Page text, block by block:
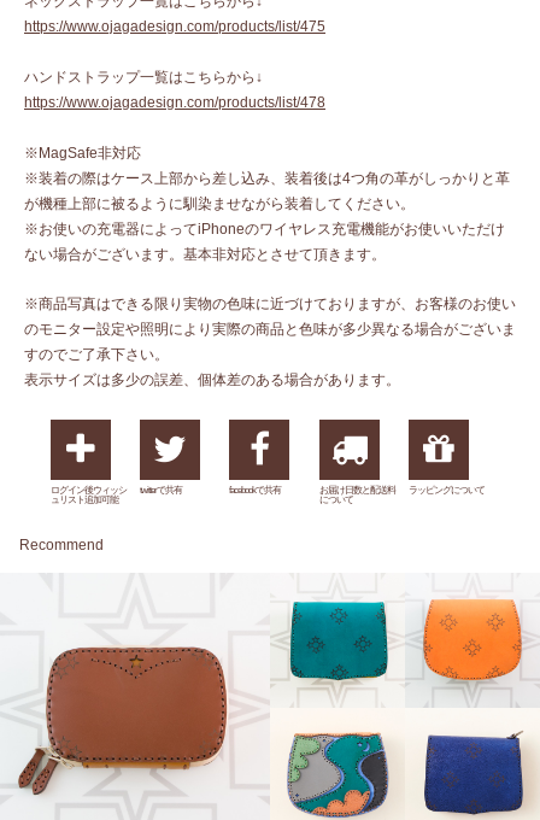
https://www.ojagadesign.com/products/list/475
ハンドストラップ一覧はこちらから↓
https://www.ojagadesign.com/products/list/478
※MagSafe非対応
※装着の際はケース上部から差し込み、装着後は4つ角の革がしっかりと革
が機種上部に被るように馴染ませながら装着してください。
※お使いの充電器によってiPhoneのワイヤレス充電機能がお使いいただけ
ない場合がございます。基本非対応とさせて頂きます。
※商品写真はできる限り実物の色味に近づけておりますが、お客様のお使い
のモニター設定や照明により実際の商品と色味が多少異なる場合がございま
すのでご了承下さい。
表示サイズは多少の誤差、個体差のある場合があります。
ログイン後ウィッシ
ュリスト追加可能
twitterで共有 facebookで共有
お届け日数と配送料
について
ラッピングについて
Recommend